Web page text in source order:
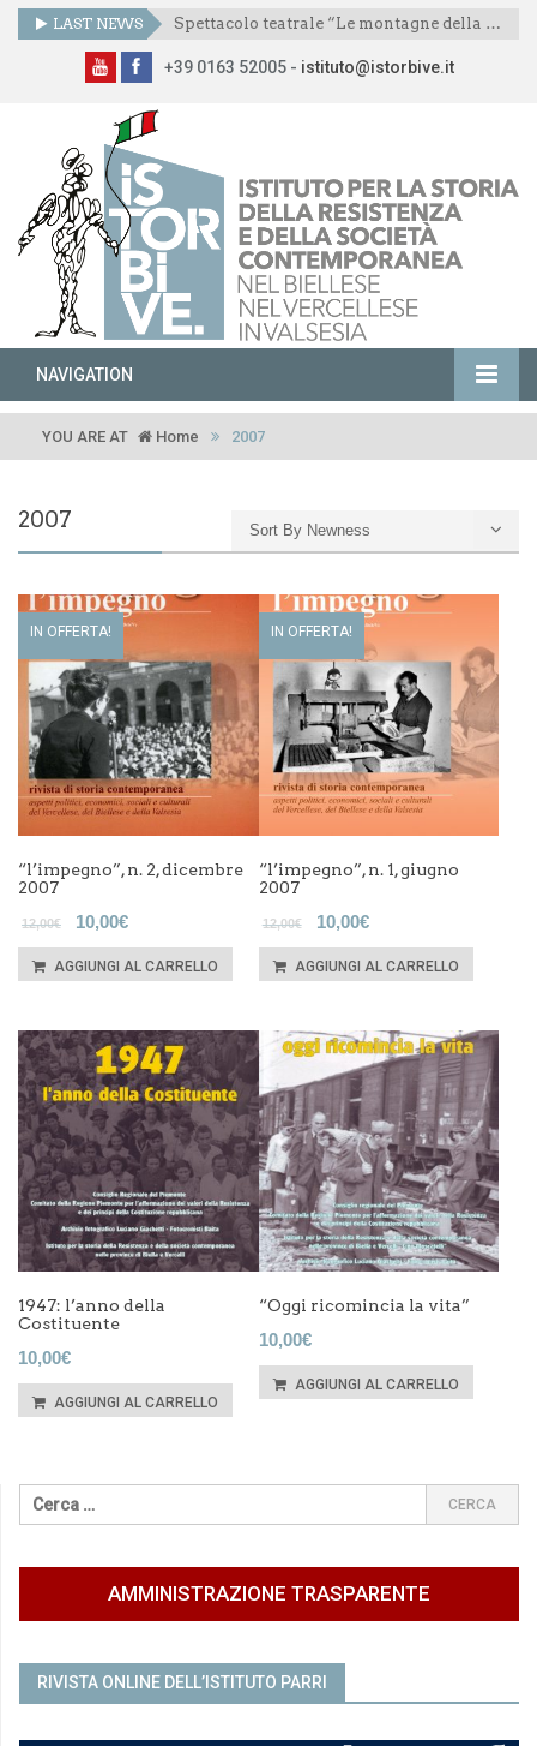
LAST NEWS Spettacolo teatrale “Le montagne della libertà”
+39 0163 52005 - istituto@istorbive.it
NAVIGATION
YOU ARE AT Home 2007
2007 Sort By Newness
IN OFFERTA!
“l’impegno”, n. 2, dicembre
2007
12,00€ 10,00€
AGGIUNGI AL CARRELLO
IN OFFERTA!
“l’impegno”, n. 1, giugno
2007
12,00€ 10,00€
AGGIUNGI AL CARRELLO
1947: l’anno della
Costituente
10,00€
AGGIUNGI AL CARRELLO
“Oggi ricomincia la vita”
10,00€
AGGIUNGI AL CARRELLO
AMMINISTRAZIONE TRASPARENTE
RIVISTA ONLINE DELL’ISTITUTO PARRI